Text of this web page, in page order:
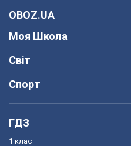
OBOZ.UA
Моя Школа
Світ
Спорт
ГДЗ
1 клас